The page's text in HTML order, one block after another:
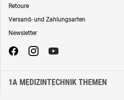
Retoure
Versand- und Zahlungsarten
Newsletter
1A MEDIZINTECHNIK THEMEN